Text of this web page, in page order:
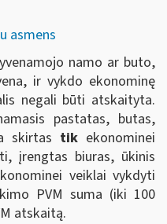
asmens
namo ar buto,
ir vykdo ekonominę
negali būti atskaityta.
pastatas, butas,
skirtas tikekonominei
įrengtas biuras, ūkinis
veiklai vykdyti
PVM suma (iki 100
atskaitą.